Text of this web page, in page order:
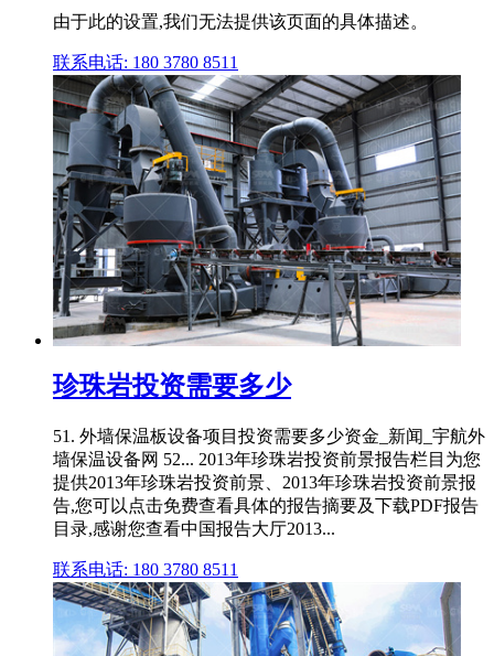
由于此的设置,我们无法提供该页面的具体描述。
联系电话: 180 3780 8511
珍珠岩投资需要多少
51. 外墙保温板设备项目投资需要多少资金_新闻_宇航外
墙保温设备网 52... 2013年珍珠岩投资前景报告栏目为您
提供2013年珍珠岩投资前景、2013年珍珠岩投资前景报
告,您可以点击免费查看具体的报告摘要及下载PDF报告
目录,感谢您查看中国报告大厅2013...
联系电话: 180 3780 8511